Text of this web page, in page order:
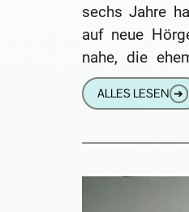
sechs Jahre
auf neue
nahe, die
noch zu
ALLES LESEN ➔